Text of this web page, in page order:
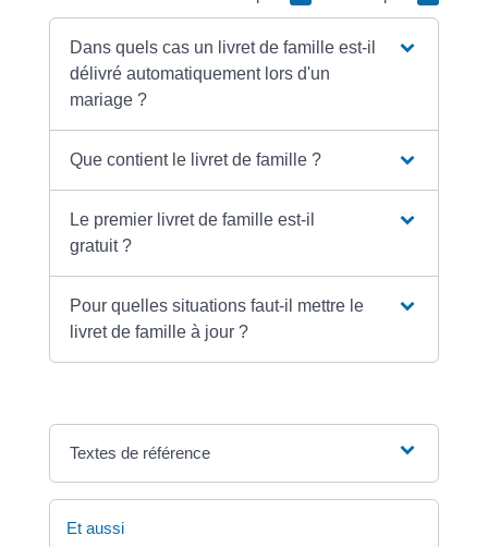
Dans quels cas un livret de famille est-il
délivré automatiquement lors d'un
mariage ?
Que contient le livret de famille ?
Le premier livret de famille est-il
gratuit ?
Pour quelles situations faut-il mettre le
livret de famille à jour ?
Textes de référence
Et aussi